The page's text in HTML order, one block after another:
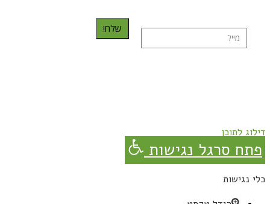
שלח!
דילוג לתוכן
פתח סרגל נגישות
כלי נגישות